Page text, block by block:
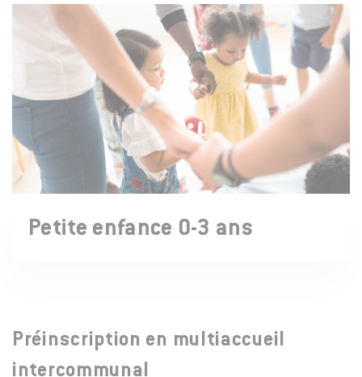
Petite enfance 0-3 ans
Préinscription en multiaccueil
intercommunal